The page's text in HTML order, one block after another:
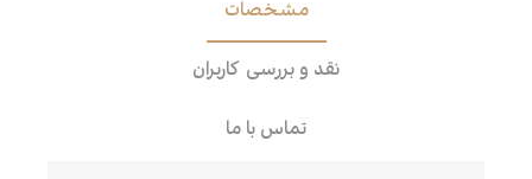
مشخصات
نقد و بررسی کاربران
تماس با ما